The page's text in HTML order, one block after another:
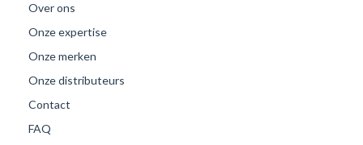
Over ons
Onze expertise
Onze merken
Onze distributeurs
Contact
FAQ